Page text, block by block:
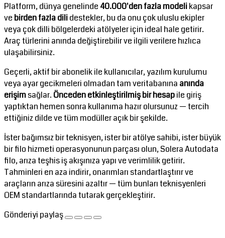
Platform, dünya genelinde 40.000'den fazla modelikapsar
ve birden fazla dilidestekler, bu da onu çok uluslu ekipler
veya çok dilli bölgelerdeki atölyeler için ideal hale getirir.
Araç türlerini anında değiştirebilir ve ilgili verilere hızlıca
ulaşabilirsiniz.
Geçerli, aktif bir abonelik ile kullanıcılar, yazılım kurulumu
veya ayar gecikmeleri olmadan tam veritabanına anında
erişimsağlar. Önceden etkinleştirilmiş bir hesapile giriş
yaptıktan hemen sonra kullanıma hazır olursunuz — tercih
ettiğiniz dilde ve tüm modüller açık bir şekilde.
İster bağımsız bir teknisyen, ister bir atölye sahibi, ister büyük
bir filo hizmeti operasyonunun parçası olun, Solera Autodata
filo, arıza teşhis iş akışınıza yapı ve verimlilik getirir.
Tahminleri en aza indirir, onarımları standartlaştırır ve
araçların arıza süresini azaltır — tüm bunları teknisyenleri
OEM standartlarında tutarak gerçekleştirir.
Gönderiyi paylaş